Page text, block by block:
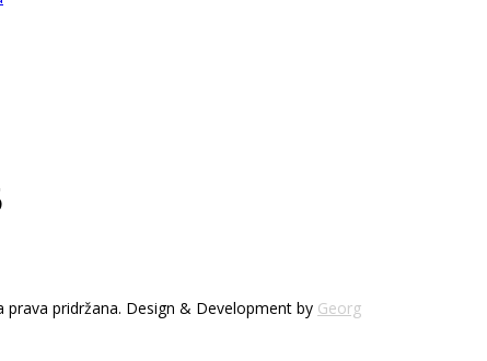
prava pridržana. Design & Development by Georg